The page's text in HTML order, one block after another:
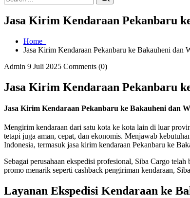
Jasa Kirim Kendaraan Pekanbaru
Home
Jasa Kirim Kendaraan Pekanbaru ke Bakauheni dan
Admin 9 Juli 2025 Comments (0)
Jasa Kirim Kendaraan Pekanbaru
Jasa Kirim Kendaraan Pekanbaru ke Bakauheni dan
Mengirim kendaraan dari satu kota ke kota lain di luar
tetapi juga aman, cepat, dan ekonomis. Menjawab
Indonesia, termasuk jasa kirim kendaraan Pekanbaru ke
Sebagai perusahaan ekspedisi profesional, Siba Cargo
promo menarik seperti cashback pengiriman kendaraan,
Layanan Ekspedisi Kendaraan ke